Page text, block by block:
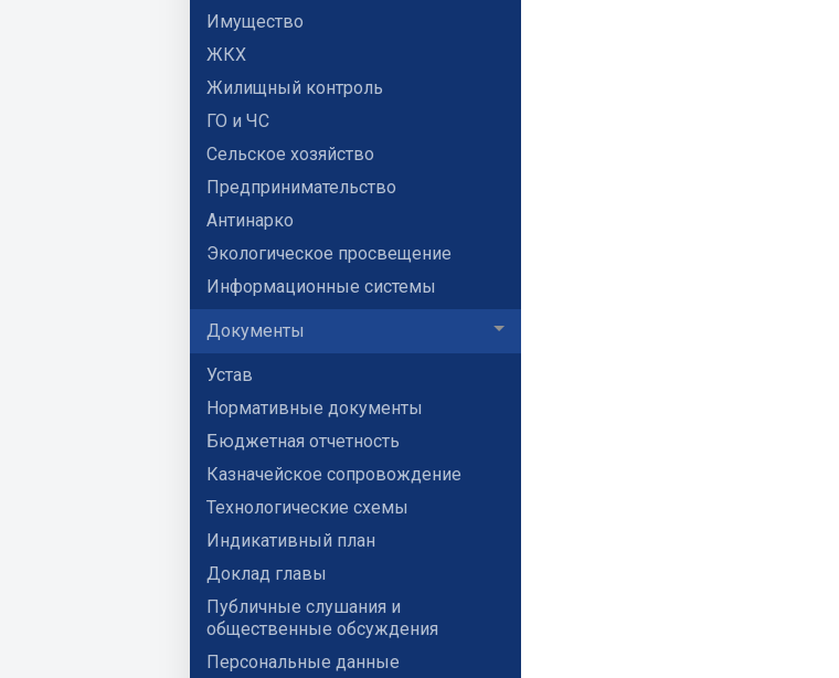
Имущество
ЖКХ
Жилищный контроль
ГО и ЧС
Сельское хозяйство
Предпринимательство
Антинарко
Экологическое просвещение
Информационные системы
Документы
Устав
Нормативные документы
Бюджетная отчетность
Казначейское сопровождение
Технологические схемы
Индикативный план
Доклад главы
Публичные слушания и
общественные обсуждения
Персональные данные